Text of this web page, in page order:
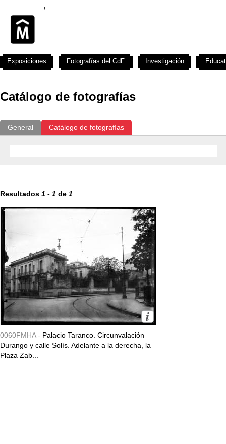
Catálogo de fotografías
General Catálogo de fotografías
Resultados 1 - 1 de 1
0060FMHA - Palacio Taranco. Circunvalación
Durango y calle Solís. Adelante a la derecha, la
Plaza Zab...
Exposiciones Fotografías del CdF Investigación